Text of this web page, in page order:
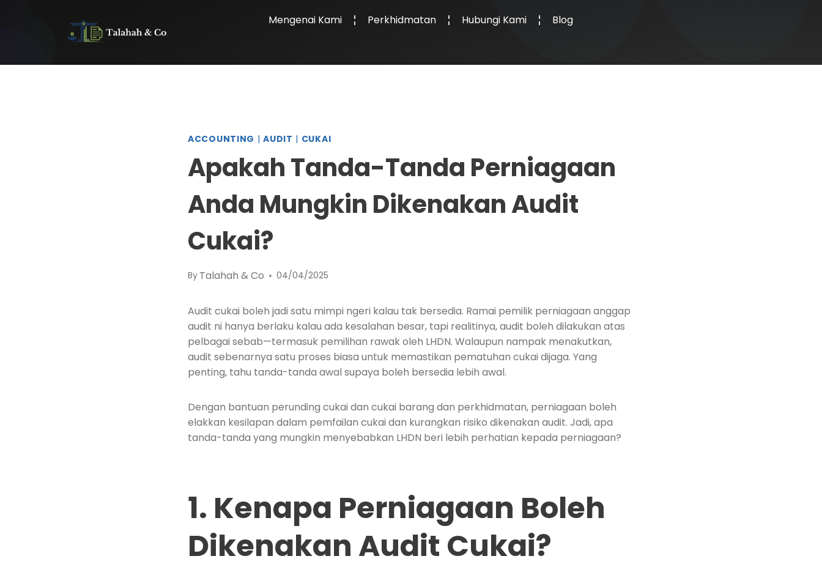
Mengenai Kami Perkhidmatan Hubungi Kami Blog
ACCOUNTING |AUDIT | CUKAI
Apakah Tanda-Tanda Perniagaan
Anda Mungkin Dikenakan Audit
Cukai?
By Talahah & Co 04/04/2025
Audit cukai boleh jadi satu mimpi ngeri kalau tak bersedia. Ramai pemilik perniagaan anggap
audit ni hanya berlaku kalau ada kesalahan besar, tapi realitinya, audit boleh dilakukan atas
pelbagai sebab—termasuk pemilihan rawak oleh LHDN. Walaupun nampak menakutkan,
audit sebenarnya satu proses biasa untuk memastikan pematuhan cukai dijaga. Yang
penting, tahu tanda-tanda awal supaya boleh bersedia lebih awal.
Dengan bantuan perunding cukai dan cukai barang dan perkhidmatan, perniagaan boleh
elakkan kesilapan dalam pemfailan cukai dan kurangkan risiko dikenakan audit. Jadi, apa
tanda-tanda yang mungkin menyebabkan LHDN beri lebih perhatian kepada perniagaan?
1. Kenapa Perniagaan Boleh
Dikenakan Audit Cukai?